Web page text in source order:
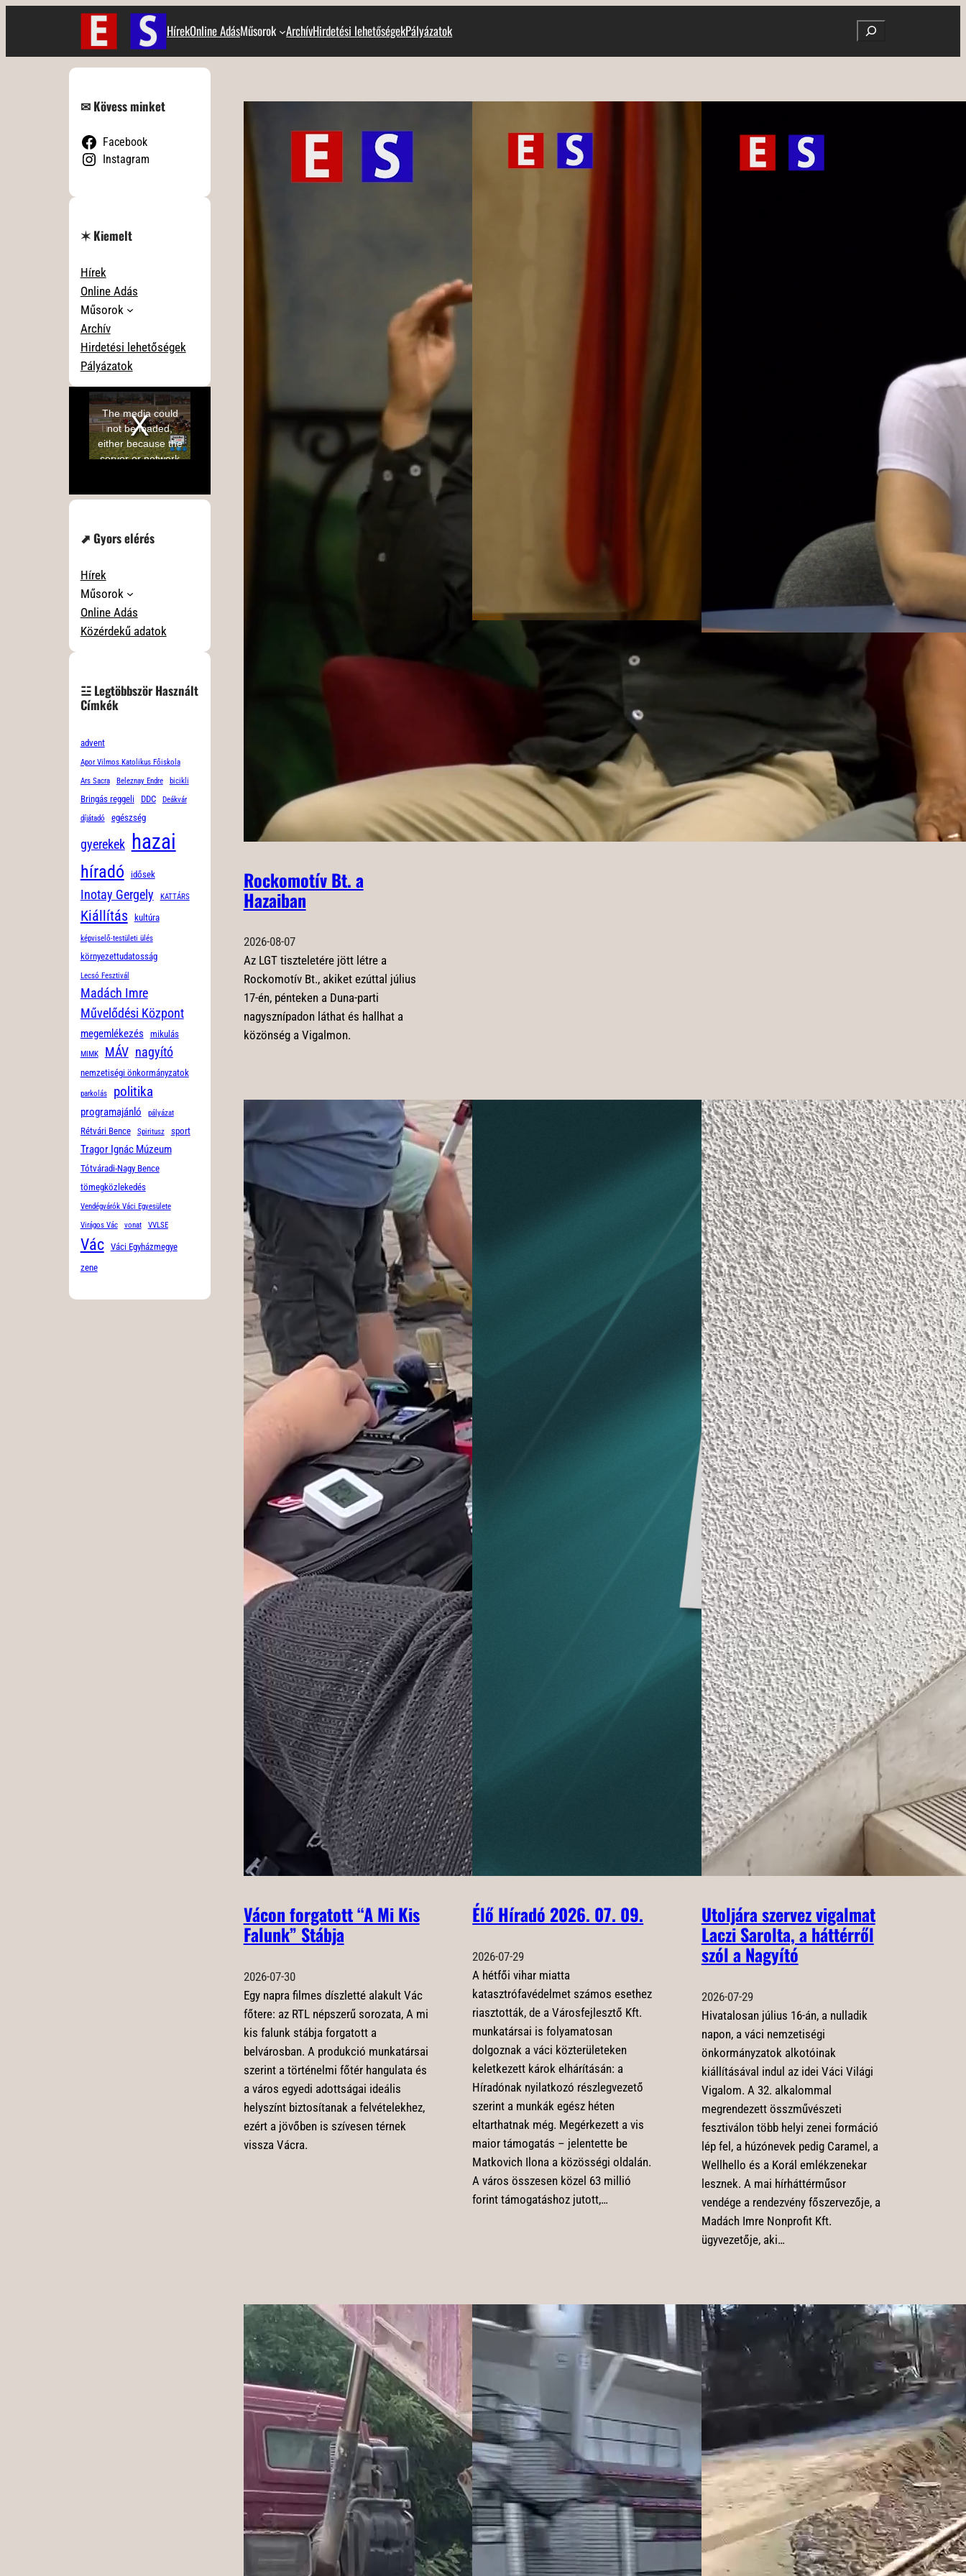
HírekOnline AdásMűsorok ArchívHirdetési lehetőségekPályázatok Search
✉ Kövess minket
Facebook
Instagram
✶ Kiemelt
Hírek
Online Adás
Műsorok
Archív
Hirdetési lehetőségek
Pályázatok
⬈ Gyors elérés
Hírek
Műsorok
Online Adás
Közérdekű adatok
☳ Legtöbbször Használt
Címkék
advent
Apor Vilmos Katolikus Főiskola
Ars Sacra
Beleznay Endre bicikli
Bringás reggeli DDC
Deákvár
díjátadó
egészség
gyerekek hazai
híradó idősek
Inotay Gergely KATTÁRS
Kiállítás kultúra
képviselő-testületi ülés
környezettudatosság
Lecsó Fesztivál
Madách Imre
Művelődési Központ
megemlékezés mikulás
MIMK MÁV nagyító
nemzetiségi önkormányzatok
parkolás politika
programajánló pályázat
Rétvári Bence Spiritusz sport
Tragor Ignác Múzeum
Tótváradi-Nagy Bence
tömegközlekedés
Vendégvárók Váci Egyesülete
Virágos Vác
vonat VVLSE
Vác
Váci Egyházmegye
zene
Rockomotív Bt. a
Hazaiban
2026-08-07
Az LGT tiszteletére jött létre a
Rockomotív Bt., akiket ezúttal július
17-én, pénteken a Duna-parti
nagysznípadon láthat és hallhat a
közönség a Vigalmon.
Alma együttes a Hazaiban
hétvégén szombaton, a főtéri
színpadon találkozhat a közönség.
Utoljára szervez vigalmat
a MIMK élén Laczi
Sarolta? A kulisszatitkok
hátteréről a Nagyítóban
2026-07-30
Vácon forgatott “A Mi Kis
Falunk” Stábja
2026-07-30
Egy napra filmes díszletté alakult Vác
főtere: az RTL népszerű sorozata, A mi
kis falunk stábja forgatott a
belvárosban. A produkció munkatársai
szerint a történelmi főtér hangulata és
a város egyedi adottságai ideális
helyszínt biztosítanak a felvételekhez,
ezért a jövőben is szívesen térnek
vissza Vácra.
Élő Híradó 2026. 07. 09.
2026-07-29
A hétfői vihar miatta
katasztrófavédelmet számos esethez
riasztották, de a Városfejlesztő Kft.
munkatársai is folyamatosan
dolgoznak a váci közterületeken
keletkezett károk elhárításán: a
Híradónak nyilatkozó részlegvezető
szerint a munkák egész héten
eltarthatnak még. Megérkezett a vis
maior támogatás – jelentette be
Matkovich Ilona a közösségi oldalán.
A város összesen közel 63 millió
forint támogatáshoz jutott,…
Utoljára szervez vigalmat
Laczi Sarolta, a háttérről
szól a Nagyító
2026-07-29
Hivatalosan július 16-án, a nulladik
napon, a váci nemzetiségi
önkormányzatok alkotóinak
kiállításával indul az idei Váci Világi
Vigalom. A 32. alkalommal
megrendezett összművészeti
fesztiválon több helyi zenei formáció
lép fel, a húzónevek pedig Caramel, a
Wellhello és a Korál emlékzenekar
lesznek. A mai hírháttérműsor
vendége a rendezvény főszervezője, a
Madách Imre Nonprofit Kft.
ügyvezetője, aki…